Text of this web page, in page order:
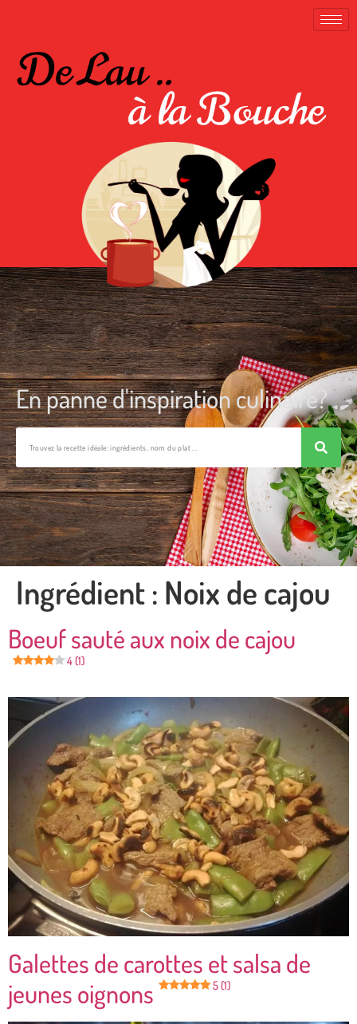
En panne d'inspiration culinaire?
Ingrédient : Noix de cajou
Boeuf sauté aux noix de cajou
4 (1)
Galettes de carottes et salsa de
jeunes oignons
5 (1)